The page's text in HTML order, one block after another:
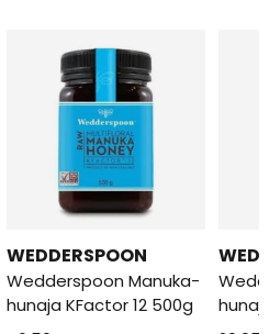
WEDDERSPOON
Wedderspoon Manuka-
hunaja KFactor 12 500g